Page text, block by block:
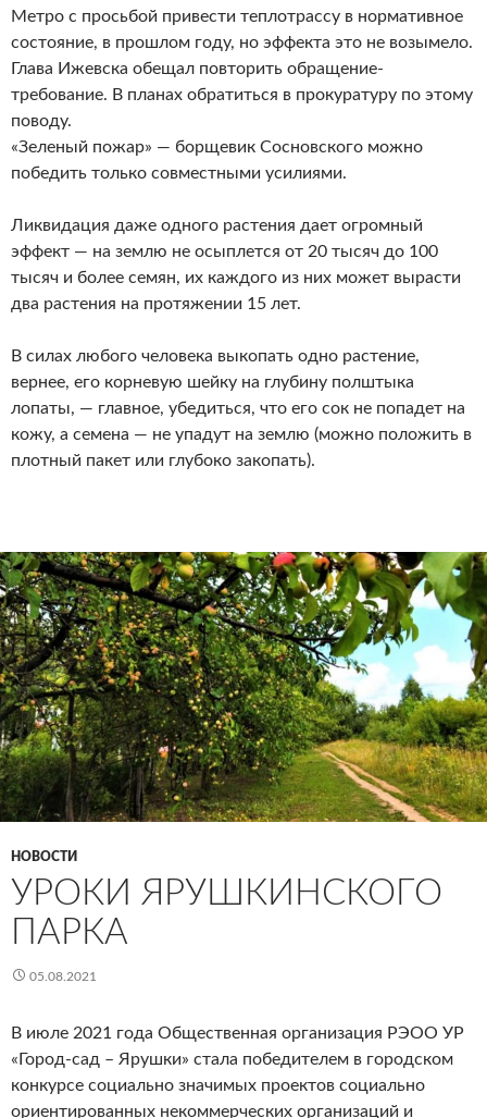
Метро с просьбой привести теплотрассу в нормативное
состояние, в прошлом году, но эффекта это не возымело.
Глава Ижевска обещал повторить обращение-
требование. В планах обратиться в прокуратуру по этому
поводу.
«Зеленый пожар» — борщевик Сосновского можно
победить только совместными усилиями.
Ликвидация даже одного растения дает огромный
эффект — на землю не осыплется от 20 тысяч до 100
тысяч и более семян, их каждого из них может вырасти
два растения на протяжении 15 лет.
В силах любого человека выкопать одно растение,
вернее, его корневую шейку на глубину полштыка
лопаты, — главное, убедиться, что его сок не попадет на
кожу, а семена — не упадут на землю (можно положить в
плотный пакет или глубоко закопать).
НОВОСТИ
УРОКИ ЯРУШКИНСКОГО
ПАРКА
05.08.2021
В июле 2021 года Общественная организация РЭОО УР
«Город-сад – Ярушки» стала победителем в городском
конкурсе социально значимых проектов социально
ориентированных некоммерческих организаций и